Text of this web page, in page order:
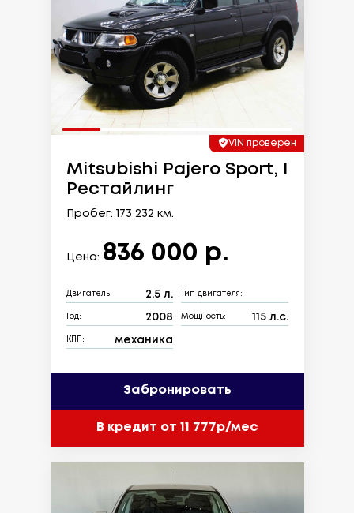
VIN проверен
Mitsubishi Pajero Sport, I
Рестайлинг
Пробег: 173 232 км.
Цена: 836 000 р.
Двигатель: 2.5 л. Тип двигателя:
Год: 2008 Мощность: 115 л.с.
КПП: механика
Забронировать
В кредит от 11 777р/мес